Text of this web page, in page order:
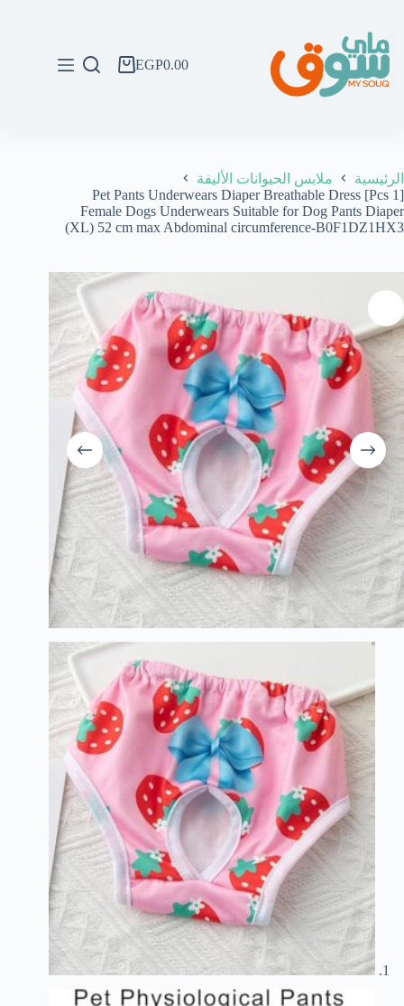
المحتوى
عربةEGP0.00
الرئيسية
ملابس الحيوانات الأليفة
[1 Pcs] Pet Pants Underwears Diaper Breathable Dress
Female Dogs Underwears Suitable for Dog Pants Diaper
(XL) 52 cm max Abdominal circumference-B0F1DZ1HX3